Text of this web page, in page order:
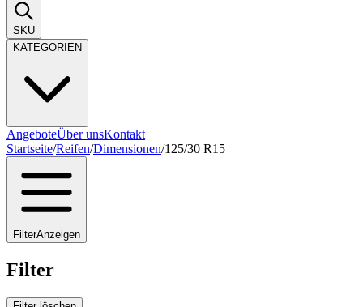
SKU
KATEGORIEN
AngeboteÜber unsKontakt
Startseite/Reifen/Dimensionen/125/30 R15
FilterAnzeigen
Filter